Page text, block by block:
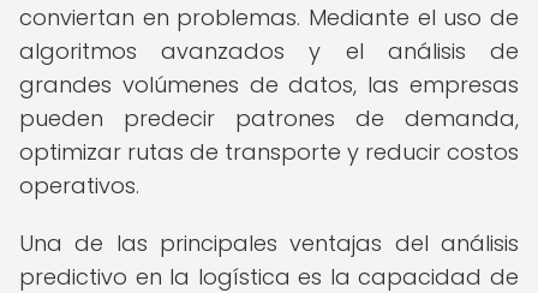
conviertan en problemas. Mediante el uso de
algoritmos avanzados y el análisis de
grandes volúmenes de datos, las empresas
pueden predecir patrones de demanda,
optimizar rutas de transporte y reducir costos
operativos.
Una de las principales ventajas del análisis
predictivo en la logística es la capacidad de